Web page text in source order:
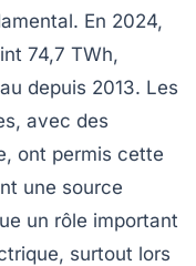
En 2024,
74,7 TWh,
depuis 2013. Les
avec des
ont permis cette
une source
un rôle important
surtout lors